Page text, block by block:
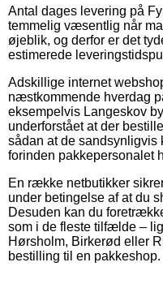
Antal dages levering på
temmelig væsentlig når
øjeblik, og derfor er det
estimerede
Adskillige internet
næstkommende hverdag
eksempelvis Langeskov
underforstået at der
sådan at de sandsynligvis
forinden pakkepersonalet
En række netbutikker
under betingelse af at du
Desuden kan du
som i de fleste tilfælde –
Hørsholm, Birkerød eller
bestilling til en pakkeshop.